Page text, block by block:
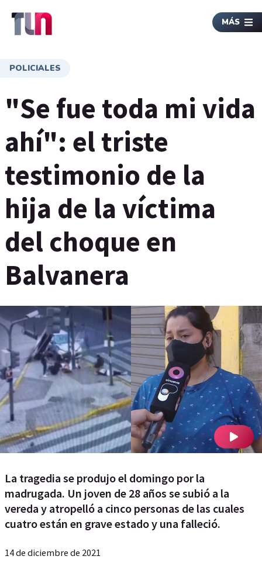
MÁS
POLICIALES
"Se fue toda mi vida
ahí": el triste
testimonio de la
hija de la víctima
del choque en
Balvanera
La tragedia se produjo el domingo por la
madrugada. Un joven de 28 años se subió a la
vereda y atropelló a cinco personas de las cuales
cuatro están en grave estado y una falleció.
14 de diciembre de 2021